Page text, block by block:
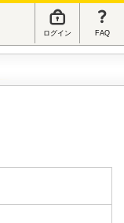
ログイン FAQ